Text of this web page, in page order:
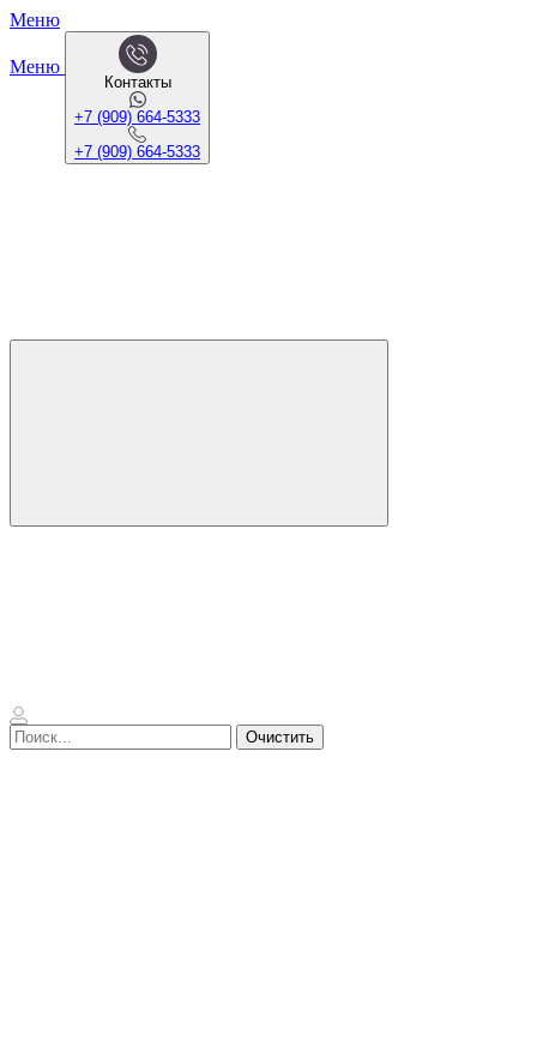
Меню
Меню
Контакты
+7 (909) 664-5333
+7 (909) 664-5333
Очистить